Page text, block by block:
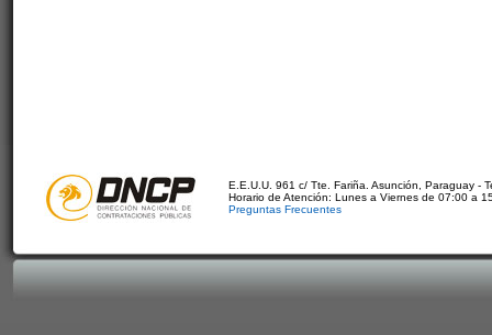
E.E.U.U. 961 c/ Tte. Fariña. Asunción, Paraguay -
Horario de Atención: Lunes a Viernes de 07:00 a
Preguntas Frecuentes